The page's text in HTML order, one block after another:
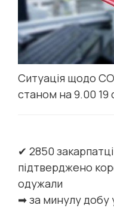
Ситуація щодо
станом на 9.00 19
✔ 2850
підтверджено
одужали
➡ за минулу добу